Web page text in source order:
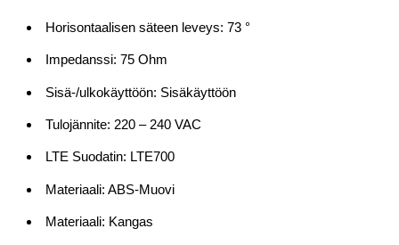
Horisontaalisen säteen leveys: 73 °
Impedanssi: 75 Ohm
Sisä-/ulkokäyttöön: Sisäkäyttöön
Tulojännite: 220 – 240 VAC
LTE Suodatin: LTE700
Materiaali: ABS-Muovi
Materiaali: Kangas